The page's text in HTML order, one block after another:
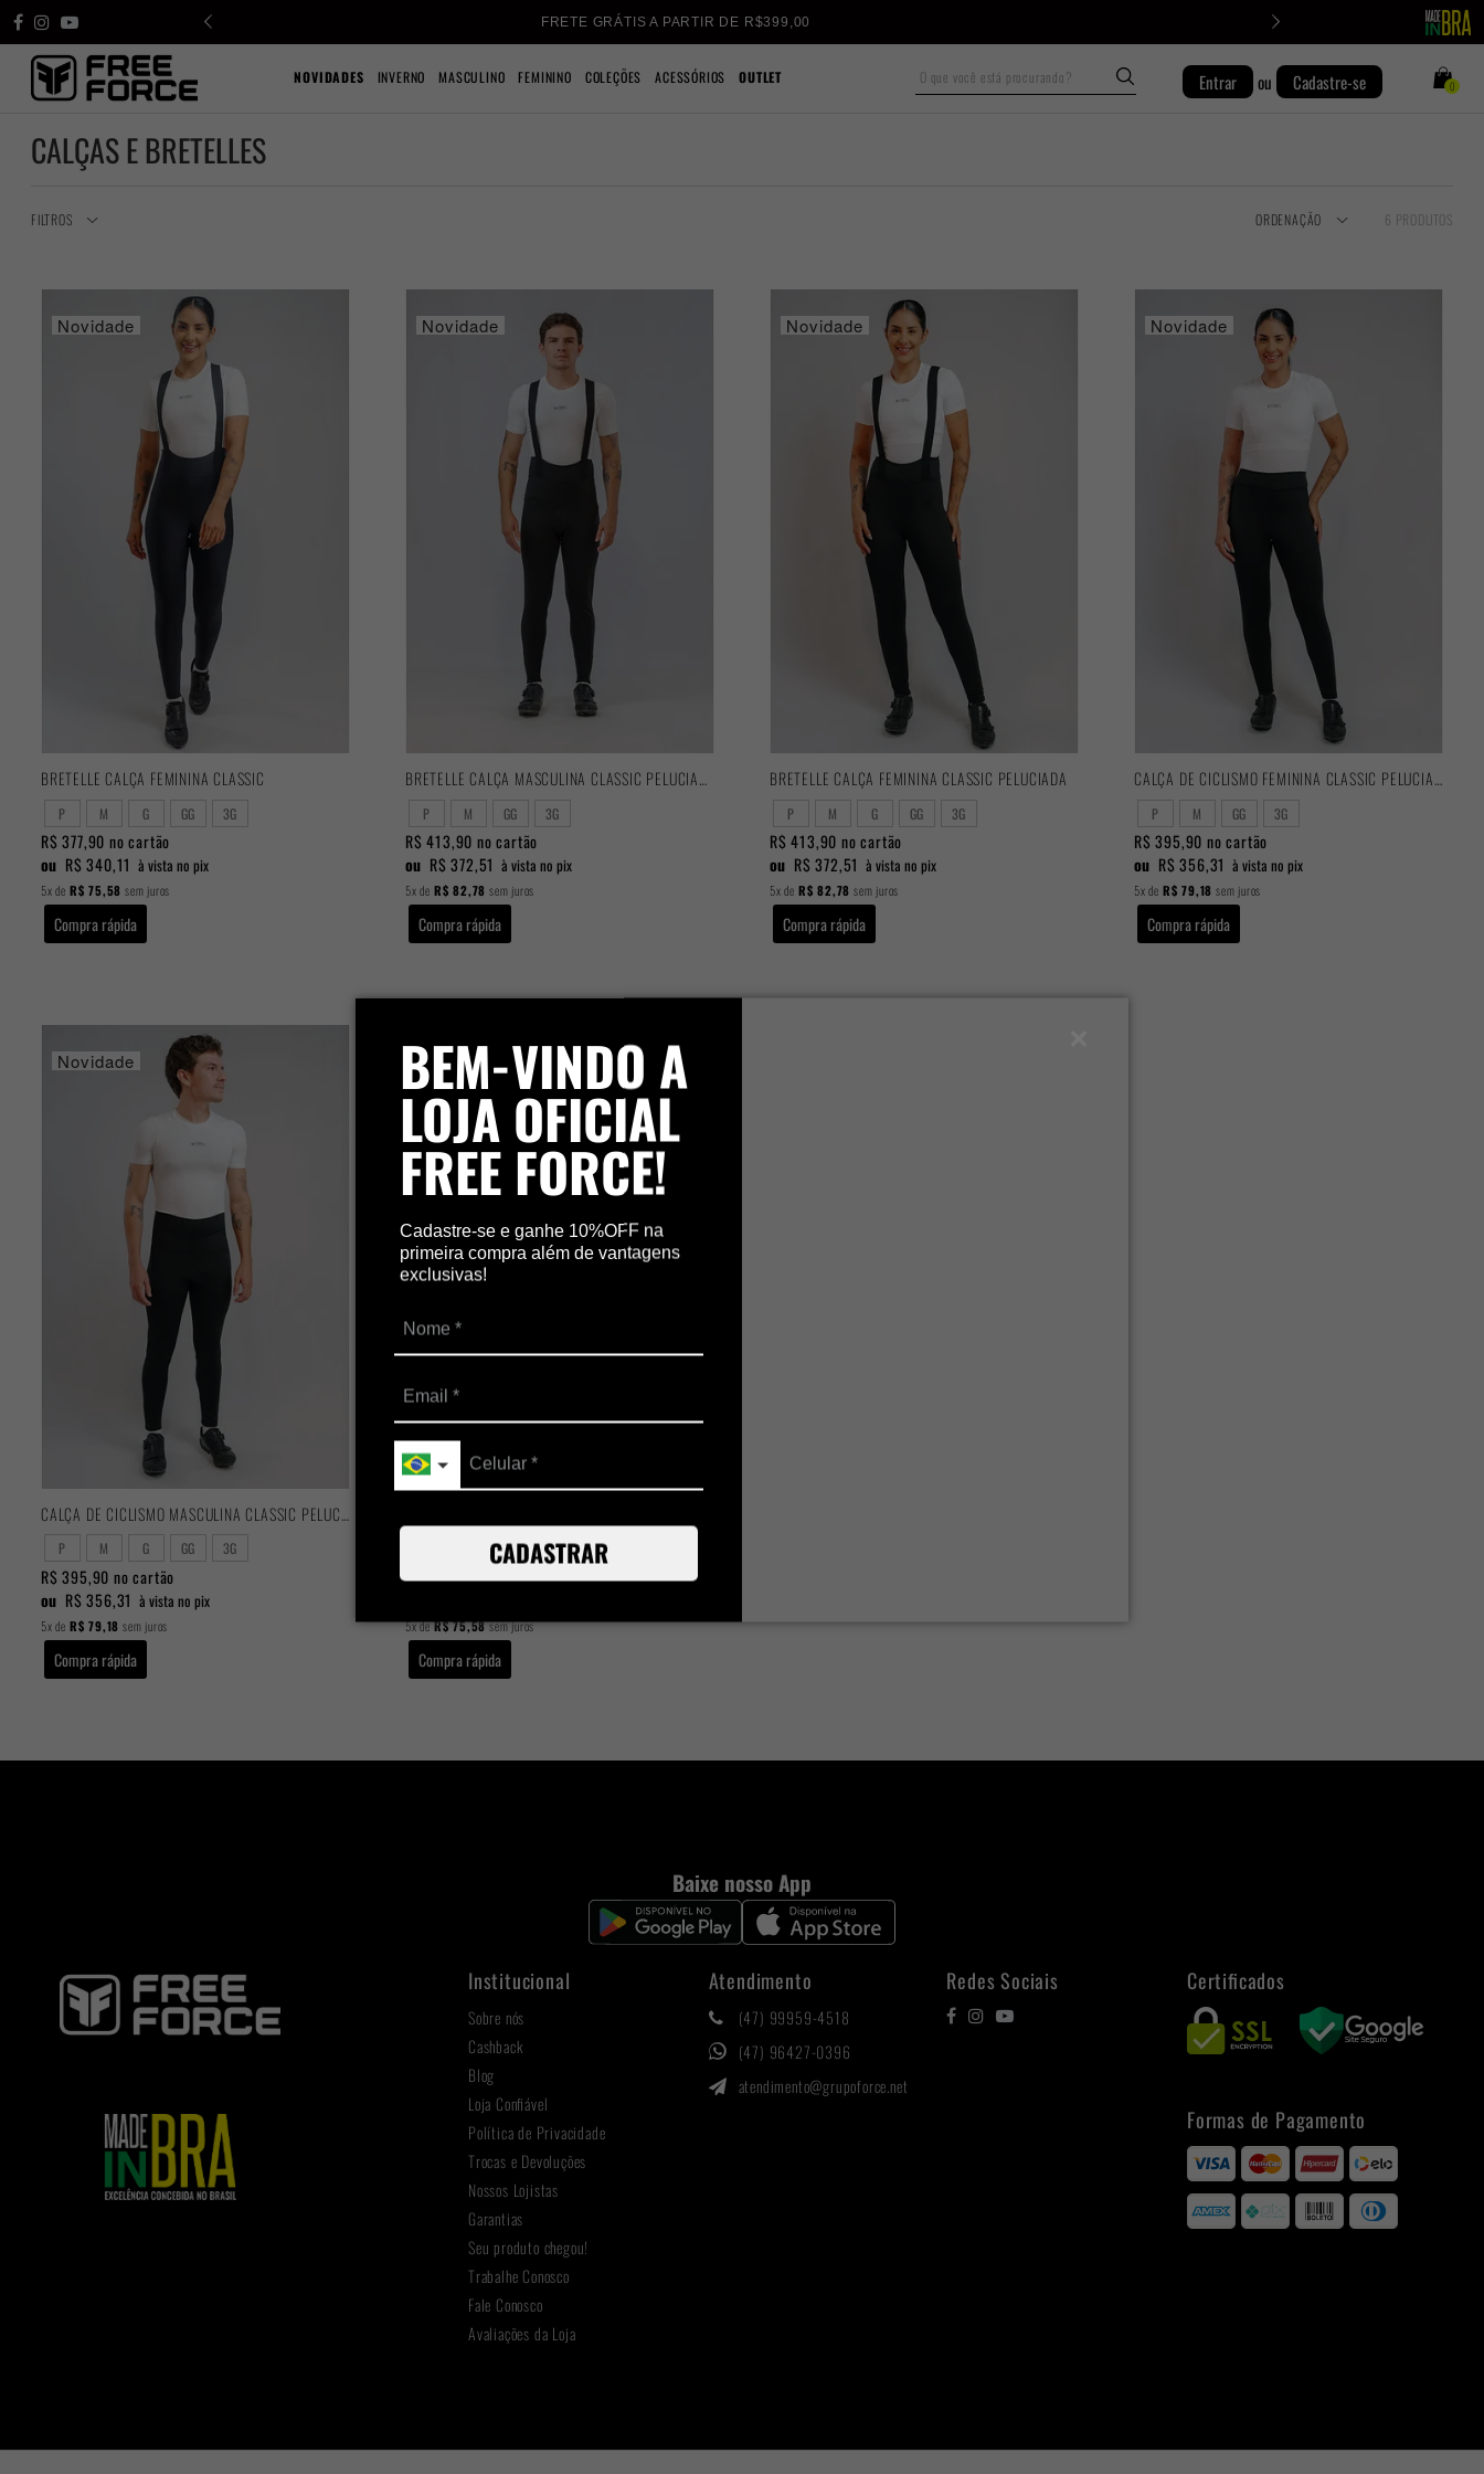
BEM-VINDO A
LOJA OFICIAL
FREE FORCE!
Cadastre-se e ganhe 10%OFF na
primeira compra além de vantagens
exclusivas!
CADASTRAR
FRETE GRÁTIS A PARTIR DE R$399,00
NOVIDADES INVERNO MASCULINO FEMININO COLEÇÕES ACESSÓRIOS OUTLET Entrar ou Cadastre-se 0
CALÇAS E BRETELLES
FILTROS ORDENAÇÃO 6 PRODUTOS
Novidade
BRETELLE CALÇA FEMININA CLASSIC
P M G GG 3G
R$ 377,90 no cartão
ou R$ 340,11 à vista no pix
5xde R$ 75,58 sem juros
Compra rápida
Novidade
BRETELLE CALÇA MASCULINA CLASSIC PELUCIADA
P M GG 3G
R$ 413,90 no cartão
ou R$ 372,51 à vista no pix
5xde R$ 82,78 sem juros
Compra rápida
Novidade
BRETELLE CALÇA FEMININA CLASSIC PELUCIADA
P M G GG 3G
R$ 413,90 no cartão
ou R$ 372,51 à vista no pix
5xde R$ 82,78 sem juros
Compra rápida
Novidade
CALÇA DE CICLISMO FEMININA CLASSIC PELUCIADA
P M GG 3G
R$ 395,90 no cartão
ou R$ 356,31 à vista no pix
5xde R$ 79,18 sem juros
Compra rápida
Novidade
CALÇA DE CICLISMO MASCULINA CLASSIC PELUCIADA
P M G GG 3G
R$ 395,90 no cartão
ou R$ 356,31 à vista no pix
5xde R$ 79,18 sem juros
Compra rápida
R$ 377,90no cartão
5xdeR$ 75,58sem juros
Compra rápida
Baixe nosso App
Institucional
Sobre nós
Cashback
Blog
Loja Confiável
Política de Privacidade
Trocas e Devoluções
Nossos Lojistas
Garantias
Seu produto chegou!
Trabalhe Conosco
Fale Conosco
Avaliações da Loja
Atendimento
(47) 99959-4518
(47) 96427-0396
atendimento@grupoforce.net
Redes Sociais Certificados
Formas de Pagamento